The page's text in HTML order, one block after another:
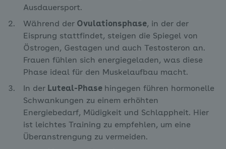
Ausdauersport.
Während der Ovulationsphase, in der der
Eisprung stattfindet, steigen die Spiegel von
Östrogen, Gestagen und auch Testosteron an.
Frauen fühlen sich energiegeladen, was diese
Phase ideal für den Muskelaufbau macht.
In der Luteal-Phase hingegen führen hormonelle
Schwankungen zu einem erhöhten
Energiebedarf, Müdigkeit und Schlappheit. Hier
ist leichtes Training zu empfehlen, um eine
Überanstrengung zu vermeiden.